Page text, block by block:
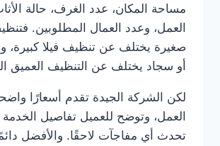
مساحة المكان، عدد الغرف، حالة
العمل، وعدد العمال المطلوبين.
صغيرة يختلف عن تنظيف فيلا كبيرة،
أو سجاد يختلف عن التنظيف العميق
لكن الشركة الجيدة تقدم أسعارًا
العمل، وتوضح للعميل تفاصيل الخدمة
تحدث أي مفاجآت لاحقًا. والأفضل دائمًا